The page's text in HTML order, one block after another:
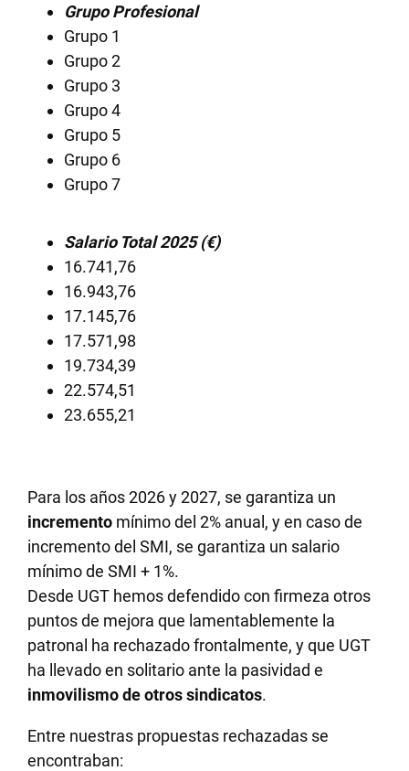
Grupo Profesional
Grupo 1
Grupo 2
Grupo 3
Grupo 4
Grupo 5
Grupo 6
Grupo 7
Salario Total 2025 (€)
16.741,76
16.943,76
17.145,76
17.571,98
19.734,39
22.574,51
23.655,21
Para los años 2026 y 2027, se garantiza un
incremento mínimo del 2% anual, y en caso de
incremento del SMI, se garantiza un salario
mínimo de SMI + 1%.
Desde UGT hemos defendido con firmeza otros
puntos de mejora que lamentablemente la
patronal ha rechazado frontalmente, y que UGT
ha llevado en solitario ante la pasividad e
inmovilismo de otros sindicatos.
Entre nuestras propuestas rechazadas se
encontraban: